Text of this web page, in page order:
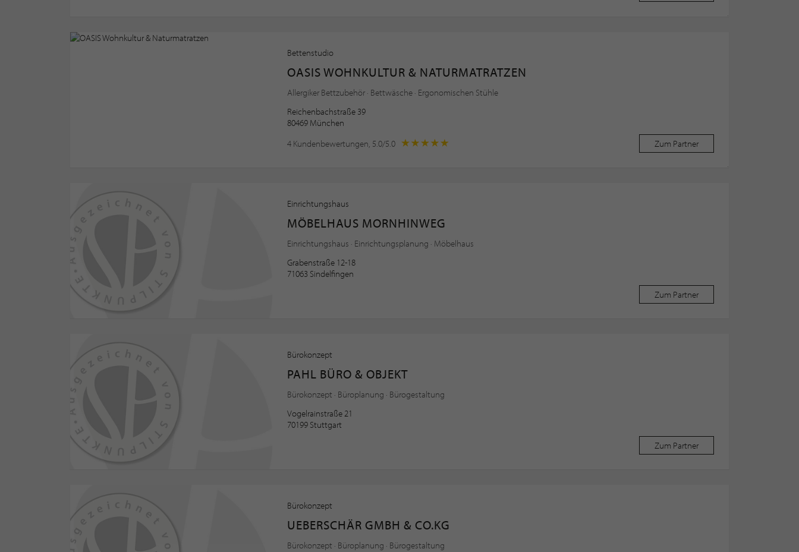
Bettenstudio
OASIS WOHNKULTUR & NATURMATRATZEN
Allergiker Bettzubehör · Bettwäsche · Ergonomischen Stühle
Reichenbachstraße 39
80469 München
4 Kundenbewertungen, 5.0/5.0
Zum Partner
Einrichtungshaus
MÖBELHAUS MORNHINWEG
Einrichtungshaus · Einrichtungsplanung · Möbelhaus
Grabenstraße 12-18
71063 Sindelfingen
Zum Partner
Bürokonzept
PAHL BÜRO & OBJEKT
Bürokonzept · Büroplanung · Bürogestaltung
Vogelrainstraße 21
70199 Stuttgart
Zum Partner
Bürokonzept
UEBERSCHÄR GMBH & CO.KG
Bürokonzept · Büroplanung · Bürogestaltung